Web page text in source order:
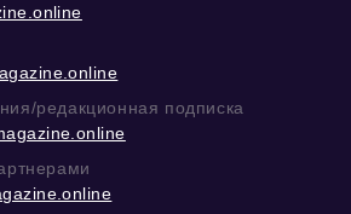
редакционная подписка